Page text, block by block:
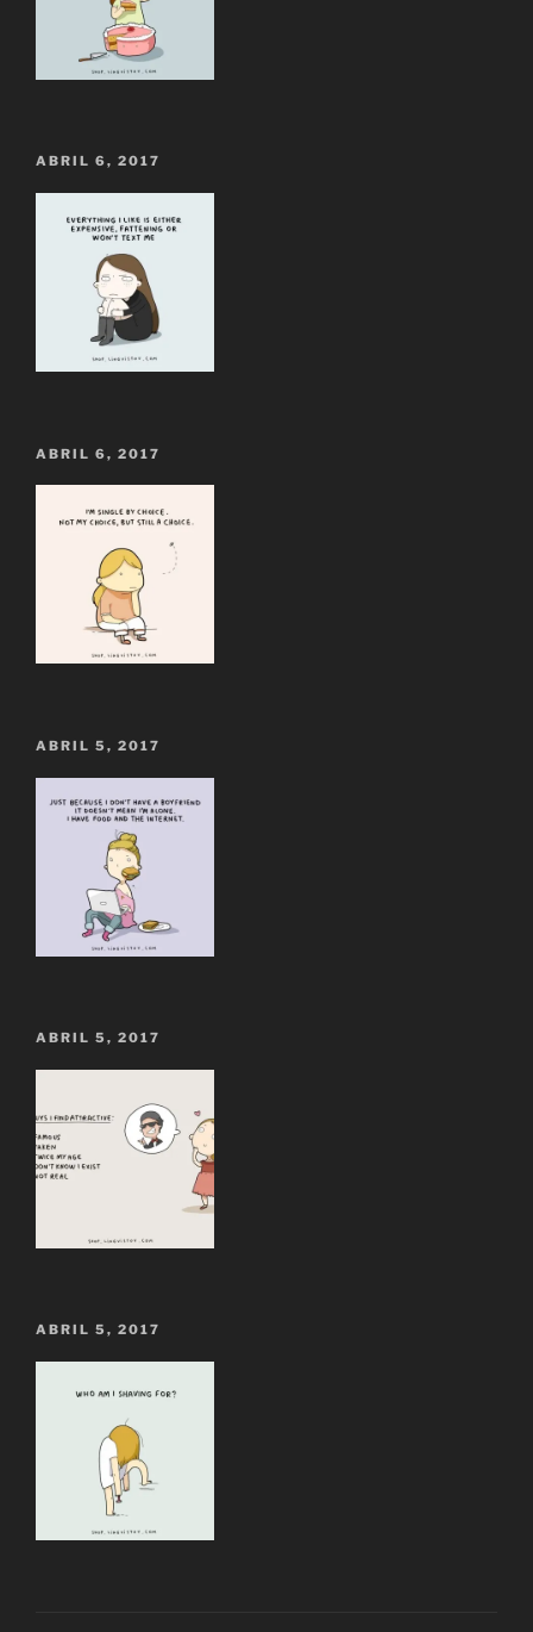
ABRIL 6, 2017
ABRIL 6, 2017
ABRIL 5, 2017
ABRIL 5, 2017
ABRIL 5, 2017